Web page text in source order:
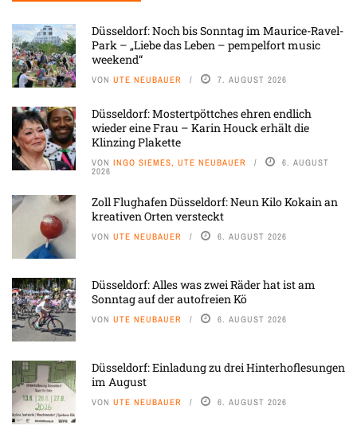
Düsseldorf: Noch bis Sonntag im Maurice-Ravel-
Park – „Liebe das Leben – pempelfort music
weekend“
VON UTE NEUBAUER 7. AUGUST 2026
Düsseldorf: Mostertpöttches ehren endlich
wieder eine Frau – Karin Houck erhält die
Klinzing Plakette
VON INGO SIEMES, UTE NEUBAUER 6. AUGUST
2026
Zoll Flughafen Düsseldorf: Neun Kilo Kokain an
kreativen Orten versteckt
VON UTE NEUBAUER 6. AUGUST 2026
Düsseldorf: Alles was zwei Räder hat ist am
Sonntag auf der autofreien Kö
VON UTE NEUBAUER 6. AUGUST 2026
Düsseldorf: Einladung zu drei Hinterhoflesungen
im August
VON UTE NEUBAUER 6. AUGUST 2026